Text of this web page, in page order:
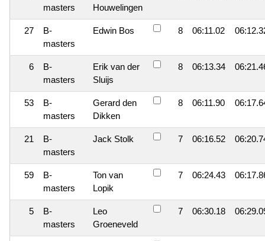
masters
Houwelingen
27
B-
masters
Edwin Bos 8 06:11.02
6
B-
masters
Erik van der
Sluijs
8 06:13.34
53
B-
masters
Gerard den
Dikken
8 06:11.90
21
B-
masters
Jack Stolk 7 06:16.52
59
B-
masters
Ton van
Lopik
7 06:24.43
5
B-
masters
Leo
Groeneveld
7 06:30.18